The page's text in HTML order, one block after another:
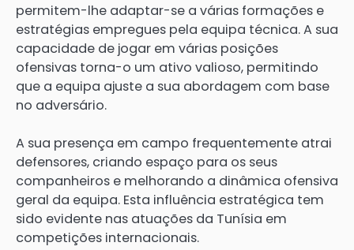
permitem-lhe adaptar-se a várias formações e
estratégias empregues pela equipa técnica. A sua
capacidade de jogar em várias posições
ofensivas torna-o um ativo valioso, permitindo
que a equipa ajuste a sua abordagem com base
no adversário.
A sua presença em campo frequentemente atrai
defensores, criando espaço para os seus
companheiros e melhorando a dinâmica ofensiva
geral da equipa. Esta influência estratégica tem
sido evidente nas atuações da Tunísia em
competições internacionais.